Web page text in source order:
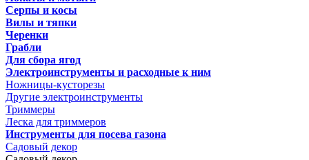
Серпы и косы
Вилы и тяпки
Черенки
Грабли
Для сбора ягод
Электроинструменты и расходные к ним
Ножницы-кусторезы
Другие электроинструменты
Триммеры
Леска для триммеров
Инструменты для посева газона
Садовый декор